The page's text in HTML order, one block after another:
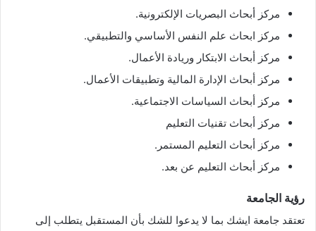
مركز أبحاث البصريات الإلكترونية.
مركز ابحاث علم النفس الأساسي والتطبيقي.
مركز أبحاث الابتكار وريادة الأعمال.
مركز أبحاث الإدارة المالية وتطبيقات الأعمال.
مركز أبحاث السياسات الاجتماعية.
مركز أبحاث تقنيات التعليم
مركز أبحاث التعليم المستمر.
مركز أبحاث التعليم عن بعد.
رؤية الجامعة
تعتقد جامعة ايشك بما لا يدعوا للشك بأن المستقبل يتطلب إلى